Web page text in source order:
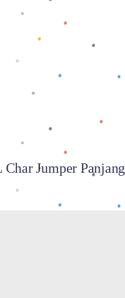
Baca selengkapnya
Char Jumper Panjang